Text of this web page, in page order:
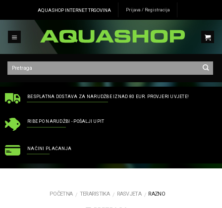
AQUASHOP INTERNET TRGOVINA Prijava / Registracija
BESPLATNA DOSTAVA ZA NARUDŽBE IZNAD 80 EUR. PROVJERI UVJETE!
RIBE PO NARUDŽBI - POŠALJI UPIT
NAČINI PLAĆANJA
POČETNA / TERARISTIKA / RASVJETA / RAZNO